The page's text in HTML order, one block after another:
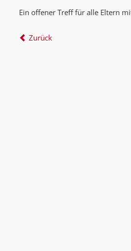
Ein offener Treff für alle Eltern
Zurück